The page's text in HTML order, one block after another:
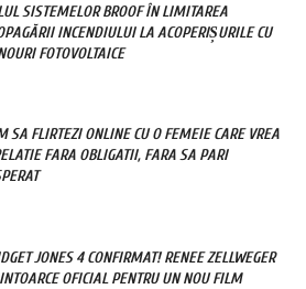
SISTEMELOR BROOF ÎN LIMITAREA
INCENDIULUI LA ACOPERIȘURILE CU
FOTOVOLTAICE
SA FLIRTEZI ONLINE CU O FEMEIE CARE VREA
FARA OBLIGATII, FARA SA PARI
JONES 4 CONFIRMAT! RENEE ZELLWEGER
OFICIAL PENTRU UN NOU FILM